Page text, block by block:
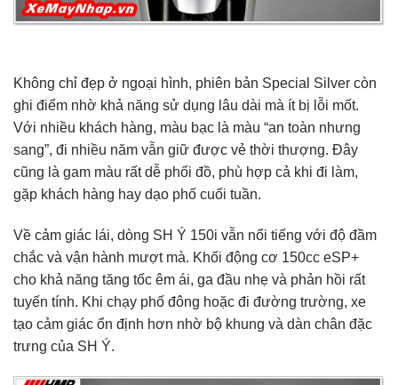
Không chỉ đẹp ở ngoại hình, phiên bản Special Silver còn
ghi điểm nhờ khả năng sử dụng lâu dài mà ít bị lỗi mốt.
Với nhiều khách hàng, màu bạc là màu “an toàn nhưng
sang”, đi nhiều năm vẫn giữ được vẻ thời thượng. Đây
cũng là gam màu rất dễ phối đồ, phù hợp cả khi đi làm,
gặp khách hàng hay dạo phố cuối tuần.
Về cảm giác lái, dòng SH Ý 150i vẫn nổi tiếng với độ đầm
chắc và vận hành mượt mà. Khối động cơ 150cc eSP+
cho khả năng tăng tốc êm ái, ga đầu nhẹ và phản hồi rất
tuyến tính. Khi chạy phố đông hoặc đi đường trường, xe
tạo cảm giác ổn định hơn nhờ bộ khung và dàn chân đặc
trưng của SH Ý.